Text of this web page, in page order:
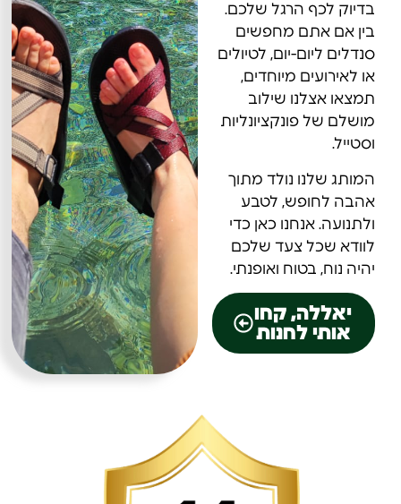
בדיוק לכף הרגל שלכם.
בין אם אתם מחפשים
סנדלים ליום-יום, לטיולים
או לאירועים מיוחדים,
תמצאו אצלנו שילוב
מושלם של פונקציונליות
וסטייל.
המותג שלנו נולד מתוך
אהבה לחופש, לטבע
ולתנועה. אנחנו כאן כדי
לוודא שכל צעד שלכם
יהיה נוח, בטוח ואופנתי.
יאללה, קחו
אותי לחנות